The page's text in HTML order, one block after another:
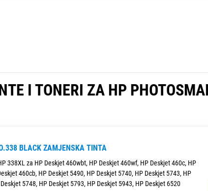
I TONERI ZA HP
BLACK ZAMJENSKA TINTA
338XL za HP Deskjet 460wbt, HP Deskjet 460wf, HP Deskjet 460c, HP
460cb, HP Deskjet 5490, HP Deskjet 5740, HP Deskjet 5743, HP
5748, HP Deskjet 5793, HP Deskjet 5943, HP Deskjet 6520